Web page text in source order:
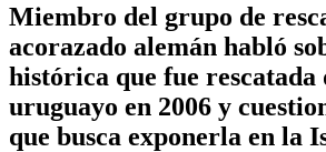
Miembro del grupo de
acorazado alemán habló
histórica que fue rescatada
uruguayo en 2006 y
que busca exponerla en la